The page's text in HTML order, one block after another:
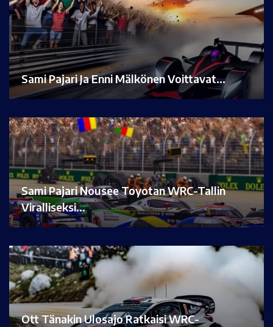
Sami Pajari Ja Enni Mälkönen Voittavat…
Sami Pajari Nousee Toyotan WRC-Tallin
Viralliseksi…
Ott Tänakin Ulosajo Ratkaisi WRC-